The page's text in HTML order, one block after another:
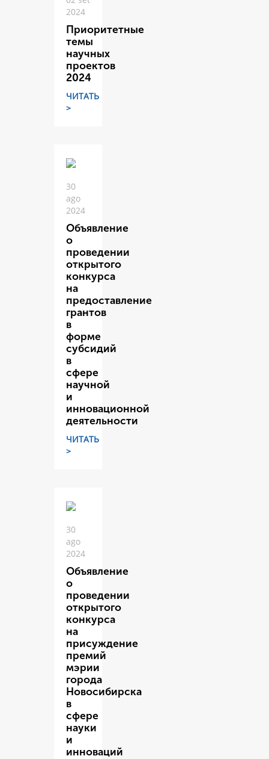
2024
Приоритетные
темы
научных
проектов
2024
ЧИТАТЬ
>
30
ago
2024
Объявление
о
проведении
открытого
конкурса
на
предоставление
грантов
в
форме
субсидий
в
сфере
научной
и
инновационной
деятельности
ЧИТАТЬ
>
30
ago
2024
Объявление
о
проведении
открытого
конкурса
на
присуждение
премий
мэрии
города
Новосибирска
в
сфере
науки
и
инноваций